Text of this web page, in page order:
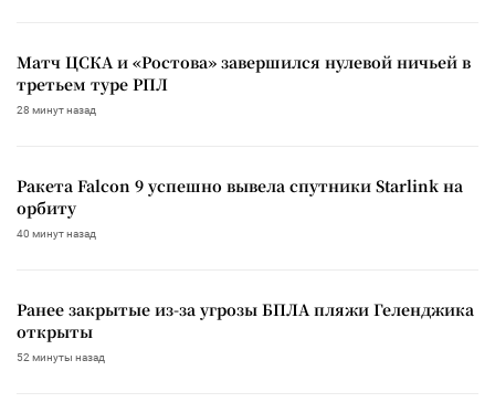
Матч ЦСКА и «Ростова» завершился нулевой ничьей в
третьем туре РПЛ
28 минут назад
Ракета Falcon 9 успешно вывела спутники Starlink на
орбиту
40 минут назад
Ранее закрытые из-за угрозы БПЛА пляжи Геленджика
открыты
52 минуты назад